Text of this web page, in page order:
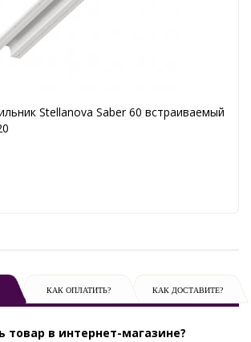
Stellanova Saber 60 встраиваемый
КАК ОПЛАТИТЬ? КАК ДОСТАВИТЕ?
товар в интернет-магазине?